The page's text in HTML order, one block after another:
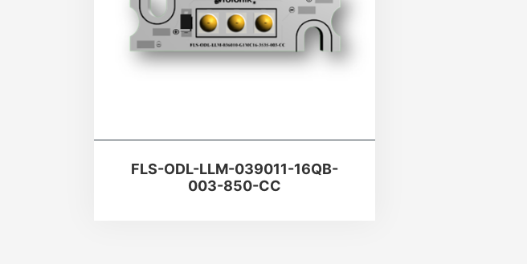
FLS-ODL-LLM-039011-16QB-
003-850-CC